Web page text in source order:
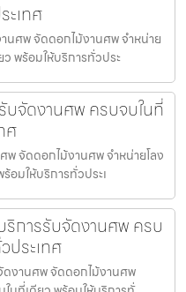
ะเทศ
นศพ จัดดอกไม้งานศพ จำหน่าย
พร้อมให้บริการทั่วประ
บจัดงานศพ ครบจบในที่
ศ
จัดดอกไม้งานศพ จำหน่ายโลง
อมให้บริการทั่วประเ
ริการรับจัดงานศพ ครบ
ประเทศ
ดงานศพ จัดดอกไม้งานศพ